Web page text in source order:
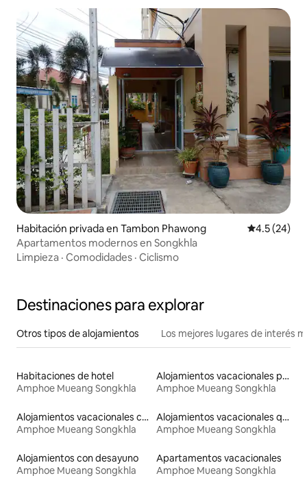
Habitación privada en Tambon Phawong Calificación
4.5 (24)
Apartamentos modernos en Songkhla
Limpieza · Comodidades · Ciclismo
Destinaciones para explorar
Otros tipos de alojamientos Los mejores lugares de interés
Habitaciones de hotel
Amphoe Mueang Songkhla
Alojamientos vacacionales para familias
Amphoe Mueang Songkhla
Alojamientos vacacionales con piscina
Amphoe Mueang Songkhla
Alojamientos vacacionales que admiten mascotas
Amphoe Mueang Songkhla
Alojamientos con desayuno
Amphoe Mueang Songkhla
Apartamentos vacacionales
Amphoe Mueang Songkhla